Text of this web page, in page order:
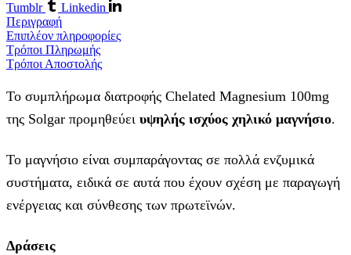
Tumblr
Linkedin
Περιγραφή
Επιπλέον πληροφορίες
Τρόποι Πληρωμής
Τρόποι Αποστολής
Το συμπλήρωμα διατροφής Chelated Magnesium 100mg
της Solgar προμηθεύει υψηλής ισχύος χηλικό μαγνήσιο.
Το μαγνήσιο είναι συμπαράγοντας σε πολλά ενζυμικά
συστήματα, ειδικά σε αυτά που έχουν σχέση με παραγωγή
ενέργειας και σύνθεσης των πρωτεϊνών.
Δράσεις